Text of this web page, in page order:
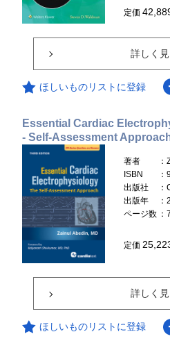
定価
詳しく見
ほしいものリストに登録
Essential Cardiac
- Self-Assessment
著者
ISBN
出版社
出版年
ページ数
定価
詳しく見
ほしいものリストに登録